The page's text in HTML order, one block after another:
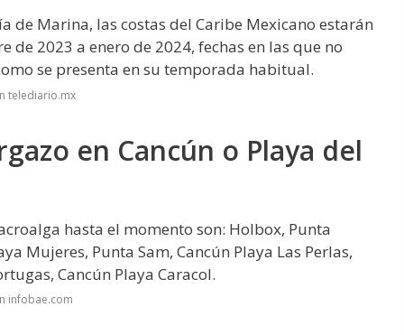
de Marina, las costas del Caribe Mexicano estarán
de 2023 a enero de 2024, fechas en las que no
se presenta en su temporada habitual.
telediario.mx
en Cancún o Playa del
hasta el momento son: Holbox, Punta
Mujeres, Punta Sam, Cancún Playa Las Perlas,
Cancún Playa Caracol.
infobae.com